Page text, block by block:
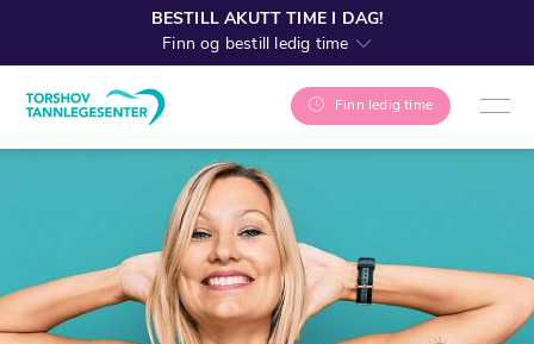
BESTILL AKUTT TIME I DAG!
Finn og bestill ledig time
Finn ledig time